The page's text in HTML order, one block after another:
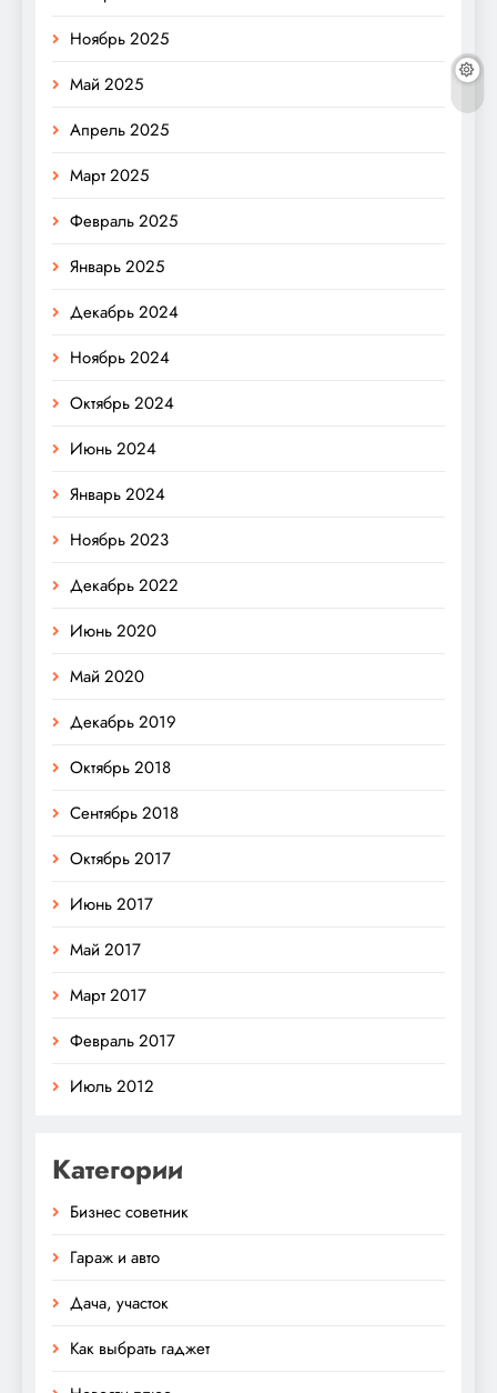
Ноябрь 2025
Май 2025
Апрель 2025
Март 2025
Февраль 2025
Январь 2025
Декабрь 2024
Ноябрь 2024
Октябрь 2024
Июнь 2024
Январь 2024
Ноябрь 2023
Декабрь 2022
Июнь 2020
Май 2020
Декабрь 2019
Октябрь 2018
Сентябрь 2018
Октябрь 2017
Июнь 2017
Май 2017
Март 2017
Февраль 2017
Июль 2012
Категории
Бизнес советник
Гараж и авто
Дача, участок
Как выбрать гаджет